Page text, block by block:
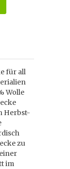
für all
Wolle
Herbst-
zu
im